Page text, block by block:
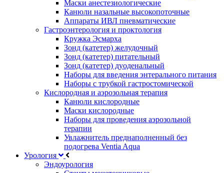
Маски анестезиологические
Канюли назальные высокопоточные
Аппараты ИВЛ пневматические
Гастроэнтерология и проктология
Кружка Эсмарха
Зонд (катетер) желудочный
Зонд (катетер) питательный
Зонд (катетер) дуоденальный
Наборы для введения энтерального питания
Наборы с трубкой гастростомической
Кислородная и аэрозольная терапия
Канюли кислородные
Маски кислородные
Наборы для проведения аэрозольной
терапии
Увлажнитель преднаполненный без
подогрева Ventia Aqua
Урология
Эндоурология